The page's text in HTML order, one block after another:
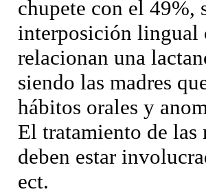
chupete con el 49%,
interposición lingual
relacionan una
siendo las madres
hábitos orales y
El tratamiento de
deben estar
ect.